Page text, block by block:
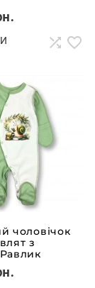
чоловічок
з